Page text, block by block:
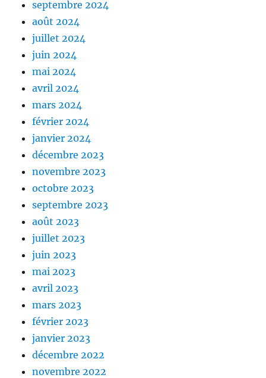
septembre 2024
août 2024
juillet 2024
juin 2024
mai 2024
avril 2024
mars 2024
février 2024
janvier 2024
décembre 2023
novembre 2023
octobre 2023
septembre 2023
août 2023
juillet 2023
juin 2023
mai 2023
avril 2023
mars 2023
février 2023
janvier 2023
décembre 2022
novembre 2022